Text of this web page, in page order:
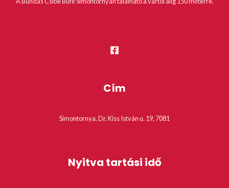
Cím
Simontornya, Dr. Kiss István u. 19, 7081
Nyitva tartási idő